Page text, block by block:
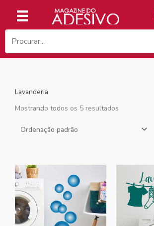
conteúdo
Lavanderia
Mostrando todos os 5 resultados